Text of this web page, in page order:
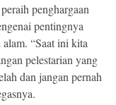
penghargaan
pentingnya
“Saat ini kita
pelestarian yang
dan jangan pernah